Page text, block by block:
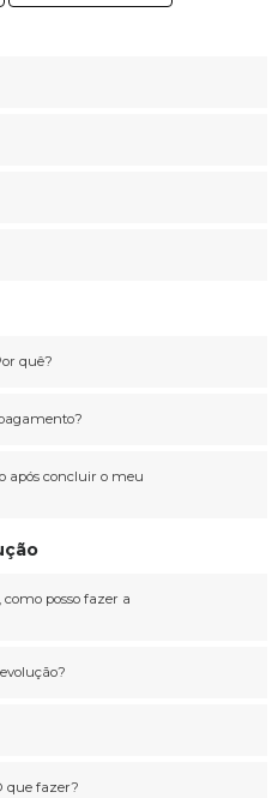
quê?
após concluir o meu
posso fazer a
que fazer?